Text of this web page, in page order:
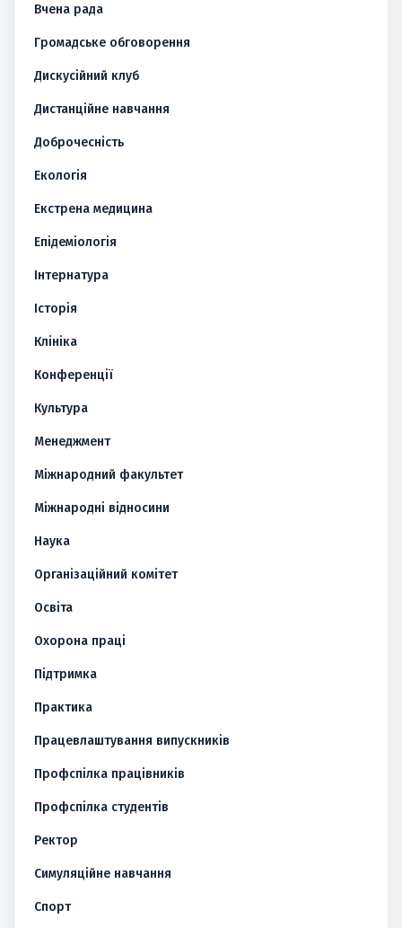
Вчена рада
Громадське обговорення
Дискусійний клуб
Дистанційне навчання
Доброчесність
Екологія
Екстрена медицина
Епідеміологія
Інтернатура
Історія
Клініка
Конференції
Культура
Менеджмент
Міжнародний факультет
Міжнародні відносини
Наука
Організаційний комітет
Освіта
Охорона праці
Підтримка
Практика
Працевлаштування випускників
Профспілка працівників
Профспілка студентів
Ректор
Симуляційне навчання
Спорт